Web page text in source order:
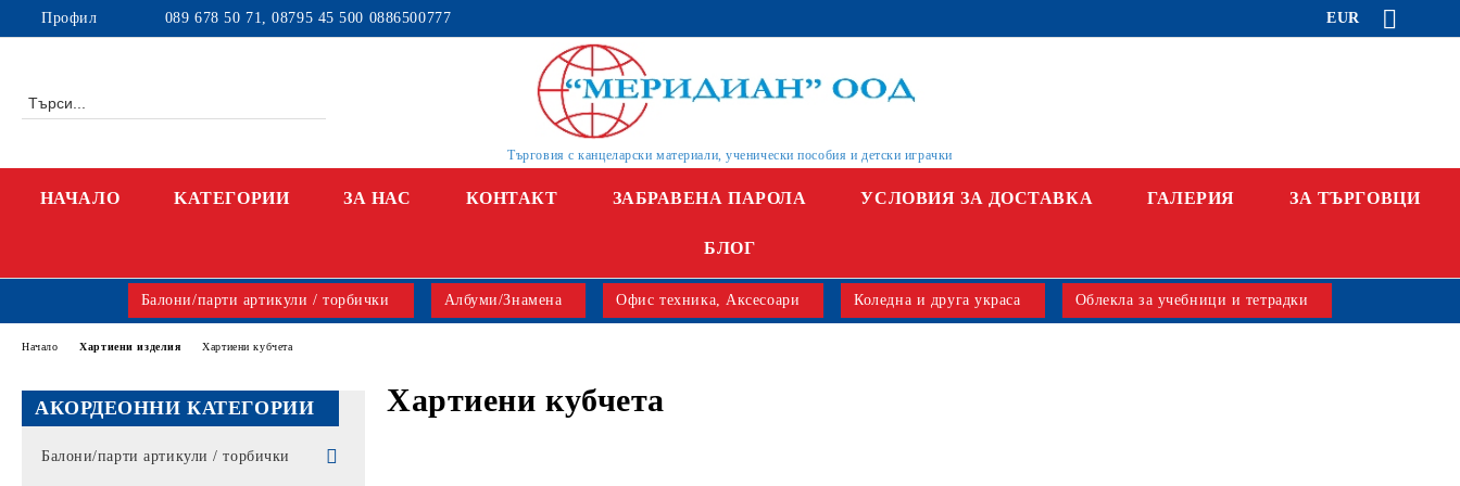
Профил 089 678 50 71, 08795 45 500 0886500777 EUR
Търговия с канцеларски материали, ученически пособия и детски играчки
НАЧАЛО KАТЕГОРИИ ЗА НАС КОНТАКТ ЗАБРАВЕНА ПАРОЛА УСЛОВИЯ ЗА ДОСТАВКА ГАЛЕРИЯ ЗА ТЪРГОВЦИ
БЛОГ
Балони/парти артикули / торбички Албуми/Знамена Офис техника, Аксесоари Коледна и друга украса Облекла за учебници и тетрадки
АКОРДЕОННИ КАТЕГОРИИ
Балони/парти артикули / торбички
Начало Хартиени изделия Хартиени кубчета
Хартиени кубчета